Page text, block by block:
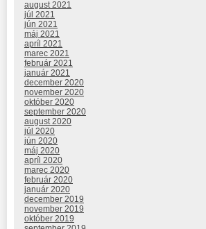
august 2021
júl 2021
jún 2021
máj 2021
apríl 2021
marec 2021
február 2021
január 2021
december 2020
november 2020
október 2020
september 2020
august 2020
júl 2020
jún 2020
máj 2020
apríl 2020
marec 2020
február 2020
január 2020
december 2019
november 2019
október 2019